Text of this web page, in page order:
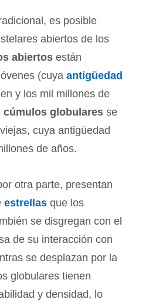
es posible
abiertos de los
abiertos están
(cuya antigüedad
y los mil millones de
cúmulos globulares se
cuya antigüedad
de años.
otra parte, presentan
estrellas que los
se disgregan con el
de su interacción con
se desplazan por la
globulares tienen
y densidad, lo